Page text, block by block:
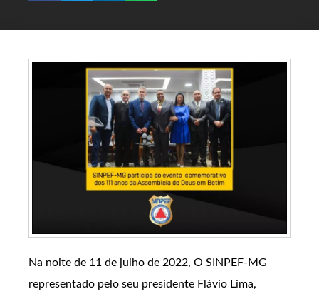
Na noite de 11 de julho de 2022, O SINPEF-MG
representado pelo seu presidente Flávio Lima,